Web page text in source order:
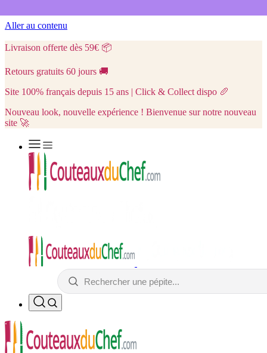
Aller au contenu
Livraison offerte dès 59€ 📦
Retours gratuits 60 jours 🚚
Site 100% français depuis 15 ans | Click & Collect dispo 🥖
Nouveau look, nouvelle expérience ! Bienvenue sur notre nouveau
site 🚀